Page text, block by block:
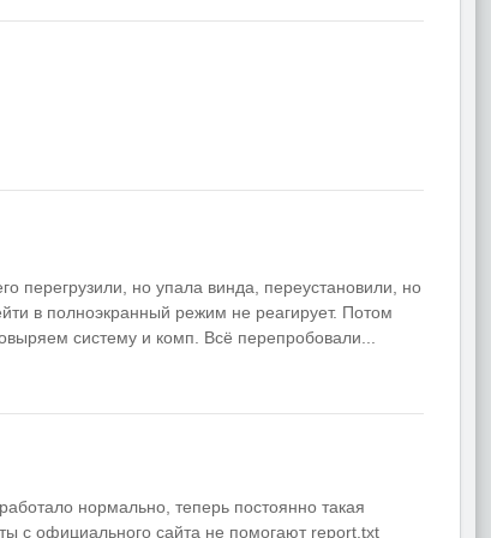
перегрузили, но упала винда, переустановили, но
в полноэкранный режим не реагирует. Потом
систему и комп. Всё перепробовали...
нормально, теперь постоянно такая
с официального сайта не помогают report.txt